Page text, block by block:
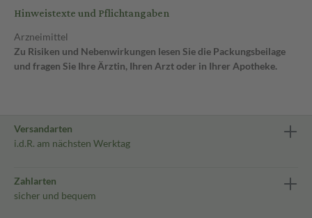
Hinweistexte und Pflichtangaben
Arzneimittel
Zu Risiken und Nebenwirkungen lesen Sie die Packungsbeilage
und fragen Sie Ihre Ärztin, Ihren Arzt oder in Ihrer Apotheke.
Versandarten
i.d.R. am nächsten Werktag
Zahlarten
sicher und bequem